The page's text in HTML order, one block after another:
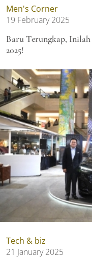
Men's Corner
19 February 2025
Baru Terungkap,
2025!
Tech & biz
21 January 2025